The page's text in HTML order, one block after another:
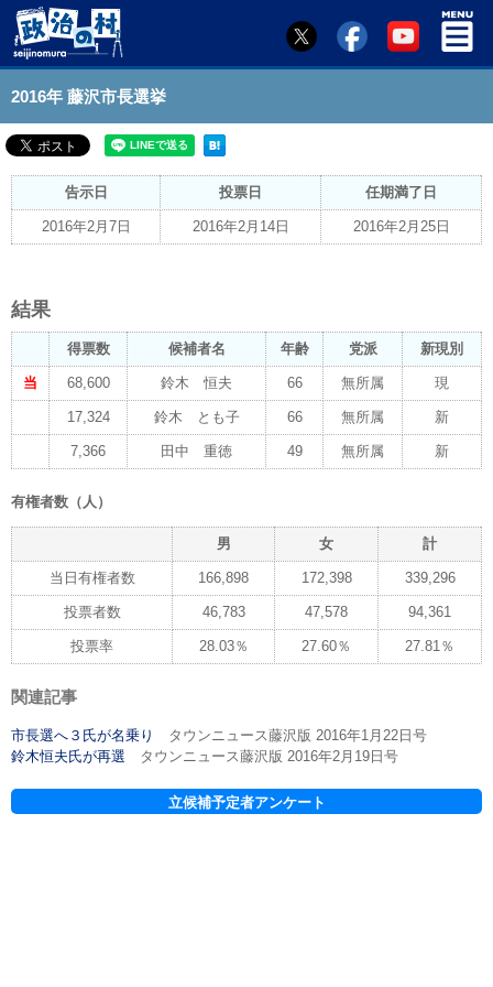
2016年 藤沢市長選挙
告示日 投票日 任期満了日
2016年2月7日 2016年2月14日 2016年2月25日
結果
得票数 候補者名 年齢 党派 新現別
当 68,600 鈴木 恒夫 66 無所属 現
17,324 鈴木 とも子 66 無所属 新
7,366 田中 重徳 49 無所属 新
有権者数（人）
男 女 計
当日有権者数 166,898 172,398 339,296
投票者数 46,783 47,578 94,361
投票率 28.03％ 27.60％ 27.81％
関連記事
市長選へ３氏が名乗り
タウンニュース藤沢版 2016年1月22日号
鈴木恒夫氏が再選 タウンニュース藤沢版 2016年2月19日号
立候補予定者アンケート